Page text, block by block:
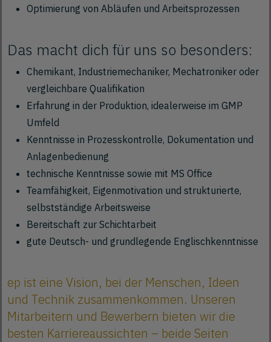
Optimierung von Abläufen und Arbeitsprozessen
Das macht dich für uns so besonders:
Chemikant, Industriemechaniker, Mechatroniker oder
vergleichbare Qualifikation
Erfahrung in der Produktion, idealerweise im GMP
Umfeld
Kenntnisse in Prozesskontrolle, Dokumentation und
Anlagenbedienung
technische Kenntnisse sowie mit MS Office
Teamfähigkeit, Eigenmotivation und strukturierte,
selbstständige Arbeitsweise
Bereitschaft zur Schichtarbeit
gute Deutsch- und grundlegende Englischkenntnisse
ep ist eine Vision, bei der Menschen, Ideen
und Technik zusammenkommen. Unseren
Mitarbeitern und Bewerbern bieten wir die
besten Karriereaussichten – beide Seiten